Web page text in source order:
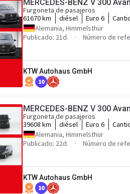
MERCEDES-BENZ V 300
Furgoneta de pasajeros
61670 km
diésel Euro 6
Alemania, Himmelsthür
Publicado: 21d.
Número de
KTW Autohaus GmbH
10
MERCEDES-BENZ V 300
Furgoneta de pasajeros
39608 km
diésel Euro 6
Alemania, Himmelsthür
Publicado: 22d.
Número de
KTW Autohaus GmbH
10